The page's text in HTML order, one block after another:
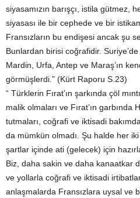
siyasamızın barışçı, istila gütmez,
siyasası ile bir cephede ve bir
Fransızların bu endişesi ancak şu
Bunlardan birisi coğrafidir.
Mardin, Urfa, Antep ve Maraş’ın
görmüşlerdi.” (Kürt Raporu S.23)
“ Türklerin Fırat’ın şarkında çöl
malik olmaları ve Fırat’ın garbında
tutmaları, coğrafi ve iktisadi
da mümkün olmadı. Şu halde her
şartlar içinde ati (gelecek) için
Biz, daha sakin ve daha kanaatkar
ve yollarla coğrafi ve iktisadi
anlaşmalarda Fransızlara uysal ve